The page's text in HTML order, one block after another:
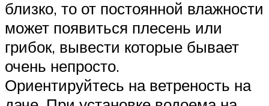
близко, то от постоянной влажности
может появиться плесень или
грибок, вывести которые бывает
очень непросто.
Ориентируйтесь на ветреность на